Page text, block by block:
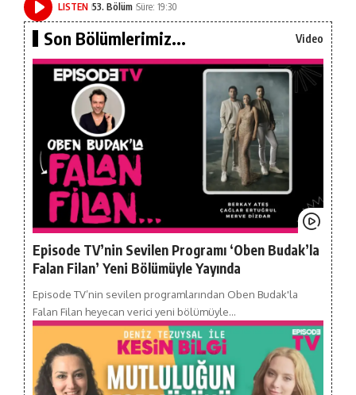
LISTEN 53. Bölüm Süre: 19:30
Son Bölümlerimiz... Video
Episode TV’nin Sevilen Programı ‘Oben Budak’la
Falan Filan’ Yeni Bölümüyle Yayında
Episode TV’nin sevilen programlarından Oben Budak'la
Falan Filan heyecan verici yeni bölümüyle…